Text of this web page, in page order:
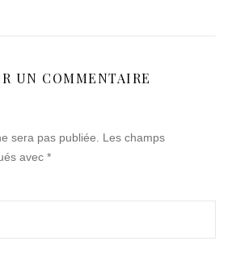
UN COMMENTAIRE
sera pas publiée.
Les champs
avec *